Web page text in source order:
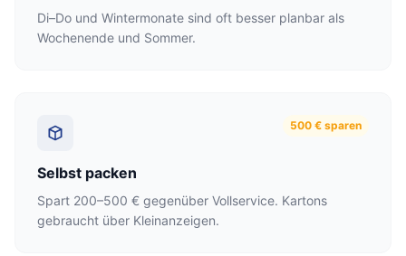
Di–Do und Wintermonate sind oft besser planbar als
Wochenende und Sommer.
500 € sparen
Selbst packen
Spart 200–500 € gegenüber Vollservice. Kartons
gebraucht über Kleinanzeigen.